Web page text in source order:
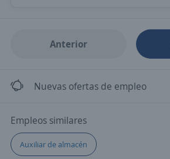
Anterior
Nuevas ofertas de empleo
Empleos similares
Auxiliar de almacén